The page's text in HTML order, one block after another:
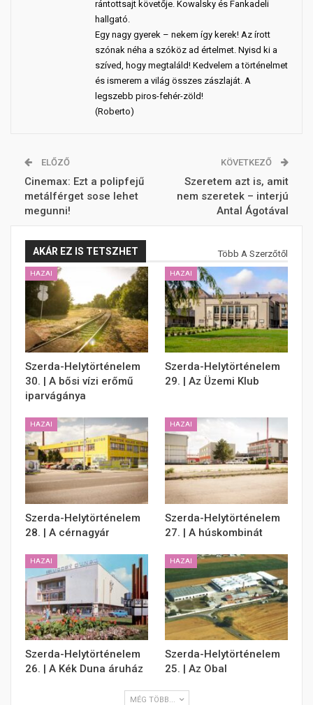
rántottsajt követője. Kowalsky és Fankadeli
hallgató.
Egy nagy gyerek – nekem így kerek! Az írott
szónak néha a szóköz ad értelmet. Nyisd ki a
szíved, hogy megtaláld! Kedvelem a történelmet
és ismerem a világ összes zászlaját. A
legszebb piros-fehér-zöld!
(Roberto)
ELŐZŐ
Cinemax: Ezt a polipfejű
metálférget sose lehet
megunni!
KÖVETKEZŐ
Szeretem azt is, amit
nem szeretek – interjú
Antal Ágotával
AKÁR EZ IS TETSZHET Több A Szerzőtől
HAZAI
Szerda-Helytörténelem
30. | A bősi vízi erőmű
iparvágánya
HAZAI
Szerda-Helytörténelem
29. | Az Üzemi Klub
HAZAI
Szerda-Helytörténelem
28. | A cérnagyár
HAZAI
Szerda-Helytörténelem
27. | A húskombinát
HAZAI
Szerda-Helytörténelem
26. | A Kék Duna áruház
HAZAI
Szerda-Helytörténelem
25. | Az Obal
MÉG TÖBB...